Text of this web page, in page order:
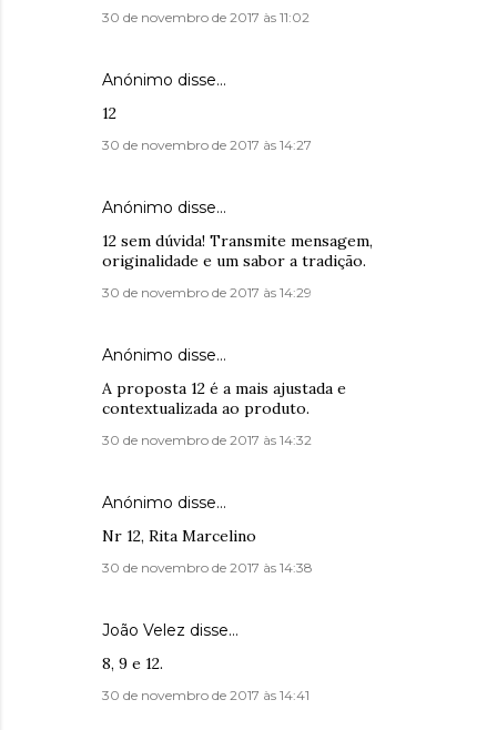
30 de novembro de 2017 às 11:02
Anónimo disse…
12
30 de novembro de 2017 às 14:27
Anónimo disse…
12 sem dúvida! Transmite mensagem,
originalidade e um sabor a tradição.
30 de novembro de 2017 às 14:29
Anónimo disse…
A proposta 12 é a mais ajustada e
contextualizada ao produto.
30 de novembro de 2017 às 14:32
Anónimo disse…
Nr 12, Rita Marcelino
30 de novembro de 2017 às 14:38
João Velez disse…
8, 9 e 12.
30 de novembro de 2017 às 14:41